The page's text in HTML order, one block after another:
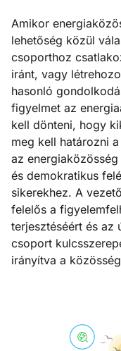
Amikor
lehetőség közül
csoporthoz
iránt, vagy
hasonló
figyelmet az
kell dönteni, hogy
meg kell határozni
az
és demokratikus
sikerekhez. A
felelős a
terjesztéséért és az
csoport
irányítva a